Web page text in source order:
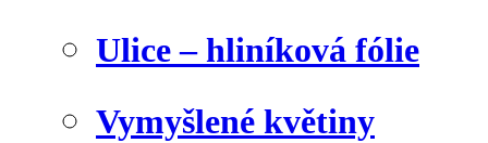
Ulice – hliníková fólie
Vymyšlené květiny